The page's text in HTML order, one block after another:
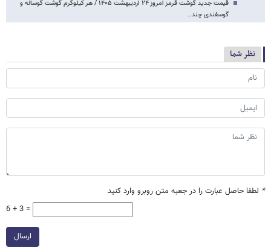
قیمت جدید گوشت قرمز امروز ۲۴ اردیبهشت ۱۴۰۵ / هر کیلوگرم گوشت گوساله و
گوسفندی چند…
نظر شما
* لطفا حاصل عبارت را در جعبه متن روبرو وارد کنید
6 + 3 =
ارسال